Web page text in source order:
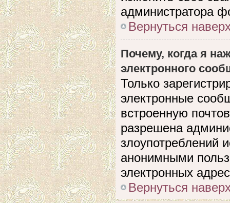
администратора
Вернуться
Почему, когда я
электронного
Только
электронные
встроенную
разрешена
злоупотреблений
анонимными
электронных
Вернуться